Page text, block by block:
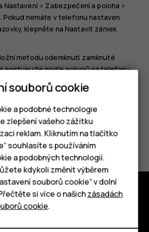
telefony
telefony
Nastavení> Zabezpečení a poloha >
. Pokud nemáte v telefonu nastaven
klepněte naNastavit zámek
metodu odemknutí zamknuté
postupujte podle pokynů na telefonu.
to?
souborů cookie
a podobné technologie
zlepšení vašeho zážitku
reklam. Kliknutím na tlačítko
souhlasíte s používáním
a podobných technologií.
kdykoli změnit výběrem
souborů cookie“ v dolní
si více o našichzásadách
cookie.